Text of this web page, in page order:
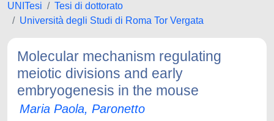
UNITesi
Tesi di dottorato
Università degli Studi di Roma Tor Vergata
Molecular mechanism regulating
meiotic divisions and early
embryogenesis in the mouse
Maria Paola, Paronetto